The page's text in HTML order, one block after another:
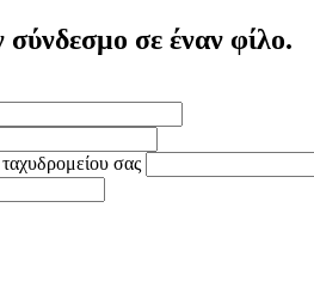
σύνδεσμο σε έναν φίλο.
σας